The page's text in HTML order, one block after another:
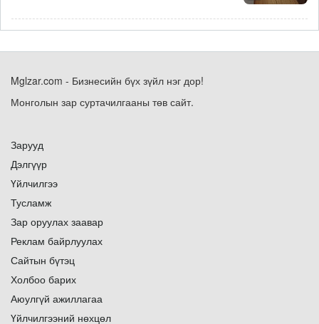
Mglzar.com - Бизнесийн бүх зүйл нэг дор!
Монголын зар суртачилгааны төв сайт.
Зарууд
Дэлгүүр
Үйлчилгээ
Тусламж
Зар оруулах заавар
Реклам байрлуулах
Сайтын бүтэц
Холбоо барих
Аюулгүй ажиллагаа
Үйлчилгээний нөхцөл